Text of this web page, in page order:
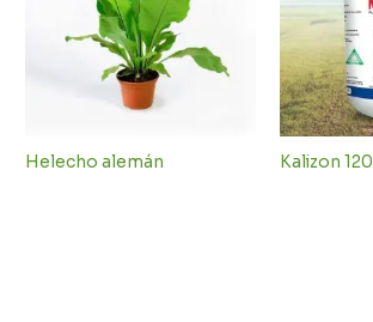
Helecho alemán Kalizon 120